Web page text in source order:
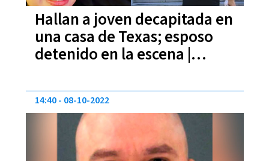
Hallan a joven decapitada en
una casa de Texas; esposo
detenido en la escena |
14:40 08-10-2022